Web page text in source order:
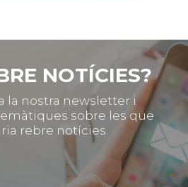
NOTÍCIES?
la nostra newsletter i
sobre les que
rebre notícies.